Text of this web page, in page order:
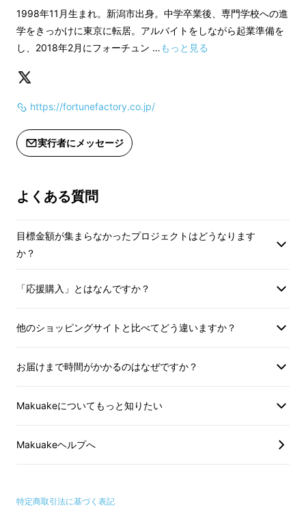
質を上げるために、お客様にもっと喜んでもら
うために、「斜陽産業」と言われる中で突破口
を見出すために、生産者さんやメーカーさんが
という慣習を打ち破ったりして完成した商品を
中心に、全体では6～8商品が入っています！
しい中、それでも常識にとらわれずに新しい価
値を生み出したいという熱意を持って、多くの
ます。
きっとそのチャレンジのストーリーは、商品を
今までのフォーチュンボックスでも「世界初」
ができ、そのたびに多くの反響をいただきまし
景なども商品と一緒にお届けする「商品説明
※支援購入していただくときに入っている商品が特定でき
ないという性質上、アレルギーなどご本人には消費・使用
1998年11月生まれ。新潟市出身。中学卒業後、専門学校への進
学をきっかけに東京に転居。アルバイトをしながら起業準備を
し、2018年2月にフォーチュン …もっと見る
https://fortunefactory.co.jp/
実行者にメッセージ
よくある質問
目標金額が集まらなかったプロジェクトはどうなります
か？
「応援購入」とはなんですか？
他のショッピングサイトと比べてどう違いますか？
お届けまで時間がかかるのはなぜですか？
Makuakeについてもっと知りたい
Makuakeヘルプへ
特定商取引法に基づく表記